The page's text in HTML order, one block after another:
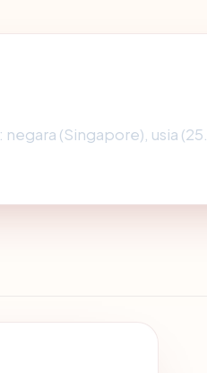
: negara (Singapore), usia